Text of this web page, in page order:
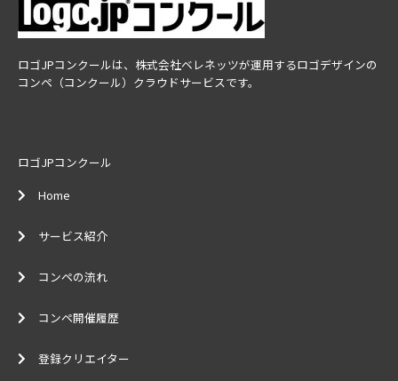
ロゴJPコンクールは、株式会社ベレネッツが運用するロゴデザインの
コンペ（コンクール）クラウドサービスです。
ロゴJPコンクール
Home
サービス紹介
コンペの流れ
コンペ開催履歴
登録クリエイター